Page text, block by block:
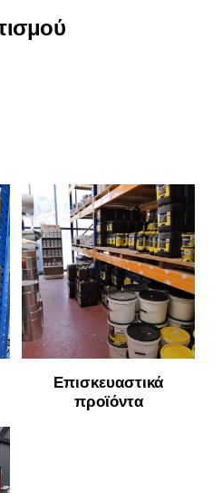
Επισκευαστικά
προϊόντα